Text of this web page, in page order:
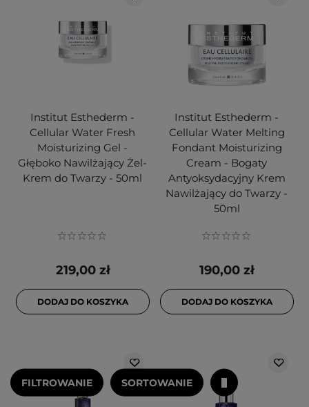
Institut Esthederm -
Cellular Water Fresh
Moisturizing Gel -
Głęboko Nawilżający Żel-
Krem do Twarzy - 50ml
219,00 zł
DODAJ DO KOSZYKA
Institut Esthederm -
Cellular Water Melting
Fondant Moisturizing
Cream - Bogaty
Antyoksydacyjny Krem
Nawilżający do Twarzy -
50ml
190,00 zł
DODAJ DO KOSZYKA
FILTROWANIE SORTOWANIE